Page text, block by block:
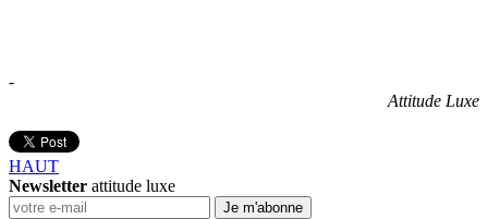
-
Attitude Luxe
HAUT
Newsletter attitude luxe